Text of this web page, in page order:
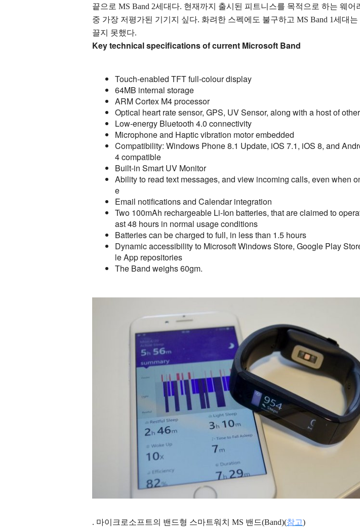
끝으로 MS Band 2세대다. 현재까지 출시된 피트니스를 목적으로 하는 웨어
중 가장 저평가된 기기지 싶다. 화려한 스펙에도 불구하고 MS Band 1세대는
끌지 못했다.
Key technical specifications of current Microsoft Band
Touch-enabled TFT full-colour display
64MB internal storage
ARM Cortex M4 processor
Optical heart rate sensor, GPS, UV Sensor, along with a host of
Low-energy Bluetooth 4.0 connectivity
Microphone and Haptic vibration motor embedded
Compatibility: Windows Phone 8.1 Update, iOS 7.1, iOS 8, and
4 compatible
Built-in Smart UV Monitor
Ability to read text messages, and view incoming calls, even when
e
Email notifications and Calendar integration
Two 100mAh rechargeable Li-Ion batteries, that are claimed to
ast 48 hours in normal usage conditions
Batteries can be charged to full, in less than 1.5 hours
Dynamic accessibility to Microsoft Windows Store, Google Play
le App repositories
The Band weighs 60gm.
. 마이크로소프트의 밴드형 스마트워치 MS 밴드(Band)(참고)